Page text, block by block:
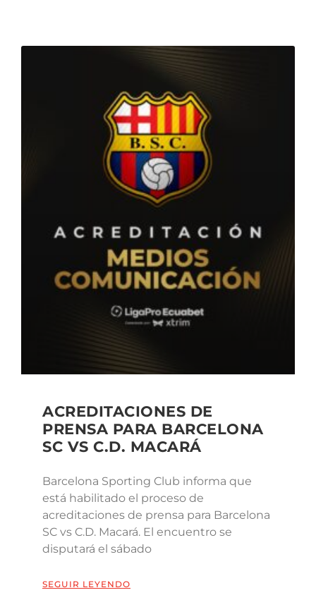
ACREDITACIONES DE
PRENSA PARA BARCELONA
SC VS C.D. MACARÁ
Barcelona Sporting Club informa que
está habilitado el proceso de
acreditaciones de prensa para Barcelona
SC vs C.D. Macará. El encuentro se
disputará el sábado
SEGUIR LEYENDO